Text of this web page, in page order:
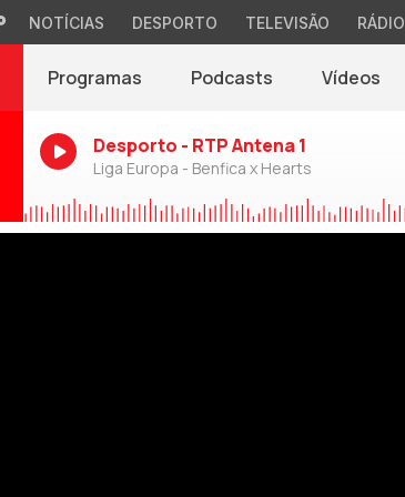
NOTÍCIAS DESPORTO TELEVISÃO RÁDIO
Programas Podcasts Vídeos
Desporto - RTP Antena 1
Liga Europa - Benfica x Hearts